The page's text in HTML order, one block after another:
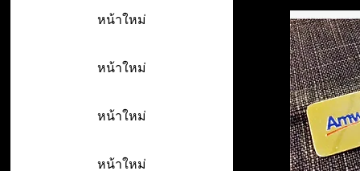
หน้าใหม่
หน้าใหม่
หน้าใหม่
หน้าใหม่